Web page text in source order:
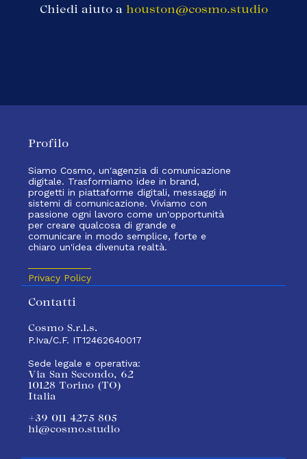
Chiedi aiuto a houston@cosmo.studio
Profilo
Siamo Cosmo, un'agenzia di comunicazione
digitale. Trasformiamo idee in brand,
progetti in piattaforme digitali, messaggi in
sistemi di comunicazione. Viviamo con
passione ogni lavoro come un'opportunità
per creare qualcosa di grande e
comunicare in modo semplice, forte e
chiaro un'idea divenuta realtà.
Privacy Policy
Contatti
Cosmo S.r.l.s.
P.Iva/C.F. IT12462640017
Sede legale e operativa:
Via San Secondo, 62
10128 Torino (TO)
Italia
+39 011 4275 805
hi@cosmo.studio